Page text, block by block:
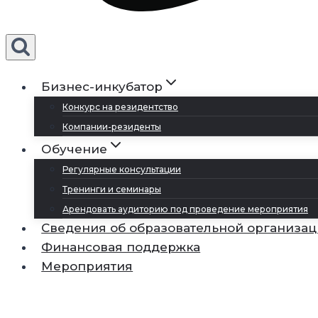
Бизнес-инкубатор
Конкурс на резидентство
Компании-резиденты
Обучение
Регулярные консультации
Тренинги и семинары
Арендовать аудиторию под проведение мероприятия
Сведения об образовательной
Финансовая поддержка
Мероприятия